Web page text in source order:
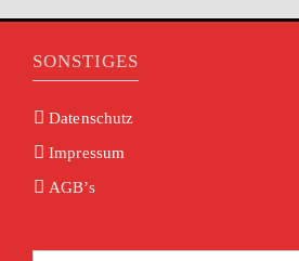
SONSTIGES
Datenschutz
Impressum
AGB’s